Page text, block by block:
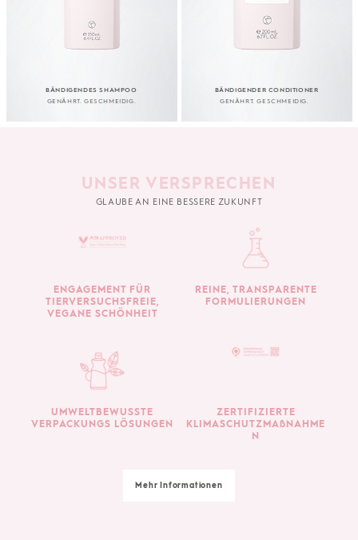
BÄNDIGENDES SHAMPOO
GENÄHRT. GESCHMEIDIG.
BÄNDIGENDER CONDITIONER
GENÄHRT. GESCHMEIDIG.
UNSER VERSPRECHEN
GLAUBE AN EINE BESSERE ZUKUNFT
Mehr Informationen
ENGAGEMENT FÜR
TIERVERSUCHSFREIE,
VEGANE SCHÖNHEIT
REINE, TRANSPARENTE
FORMULIERUNGEN
UMWELTBEWUSSTE
VERPACKUNGS LÖSUNGEN
ZERTIFIZIERTE
KLIMASCHUTZMAßNAHME
N